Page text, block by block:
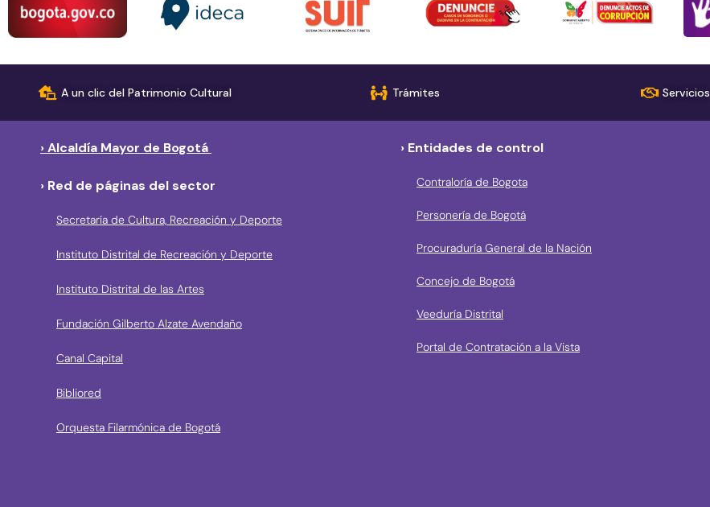
A un clic del Patrimonio Cultural Trámites Servicios
› Alcaldía Mayor de Bogotá
› Red de páginas del sector
Secretaría de Cultura, Recreación y Deporte
Instituto Distrital de Recreación y Deporte
Instituto Distrital de las Artes
Fundación Gilberto Alzate Avendaño
Canal Capital
Bibliored
Orquesta Filarmónica de Bogotá
› Entidades de control
Contraloría de Bogota
Personería de Bogotá
Procuraduría General de la Nación
Concejo de Bogotá
Veeduría Distrital
Portal de Contratación a la Vista